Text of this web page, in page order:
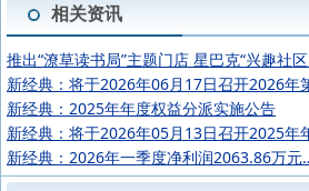
相关资讯
推出“潦草读书局”主题门店 星巴克“兴趣社
新经典：将于2026年06月17日召开2026年
新经典：2025年年度权益分派实施公告
新经典：将于2026年05月13日召开2025年
新经典：2026年一季度净利润2063.86万元